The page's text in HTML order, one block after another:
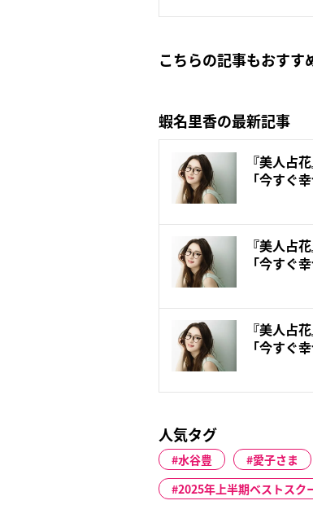
こちらの記事もおすす
蝦名里香の最新記事
『美人占
「今すぐ
『美人占
「今すぐ
『美人占
「今すぐ
人気タグ
水谷豊 愛子さま
2025年上半期ベストスク